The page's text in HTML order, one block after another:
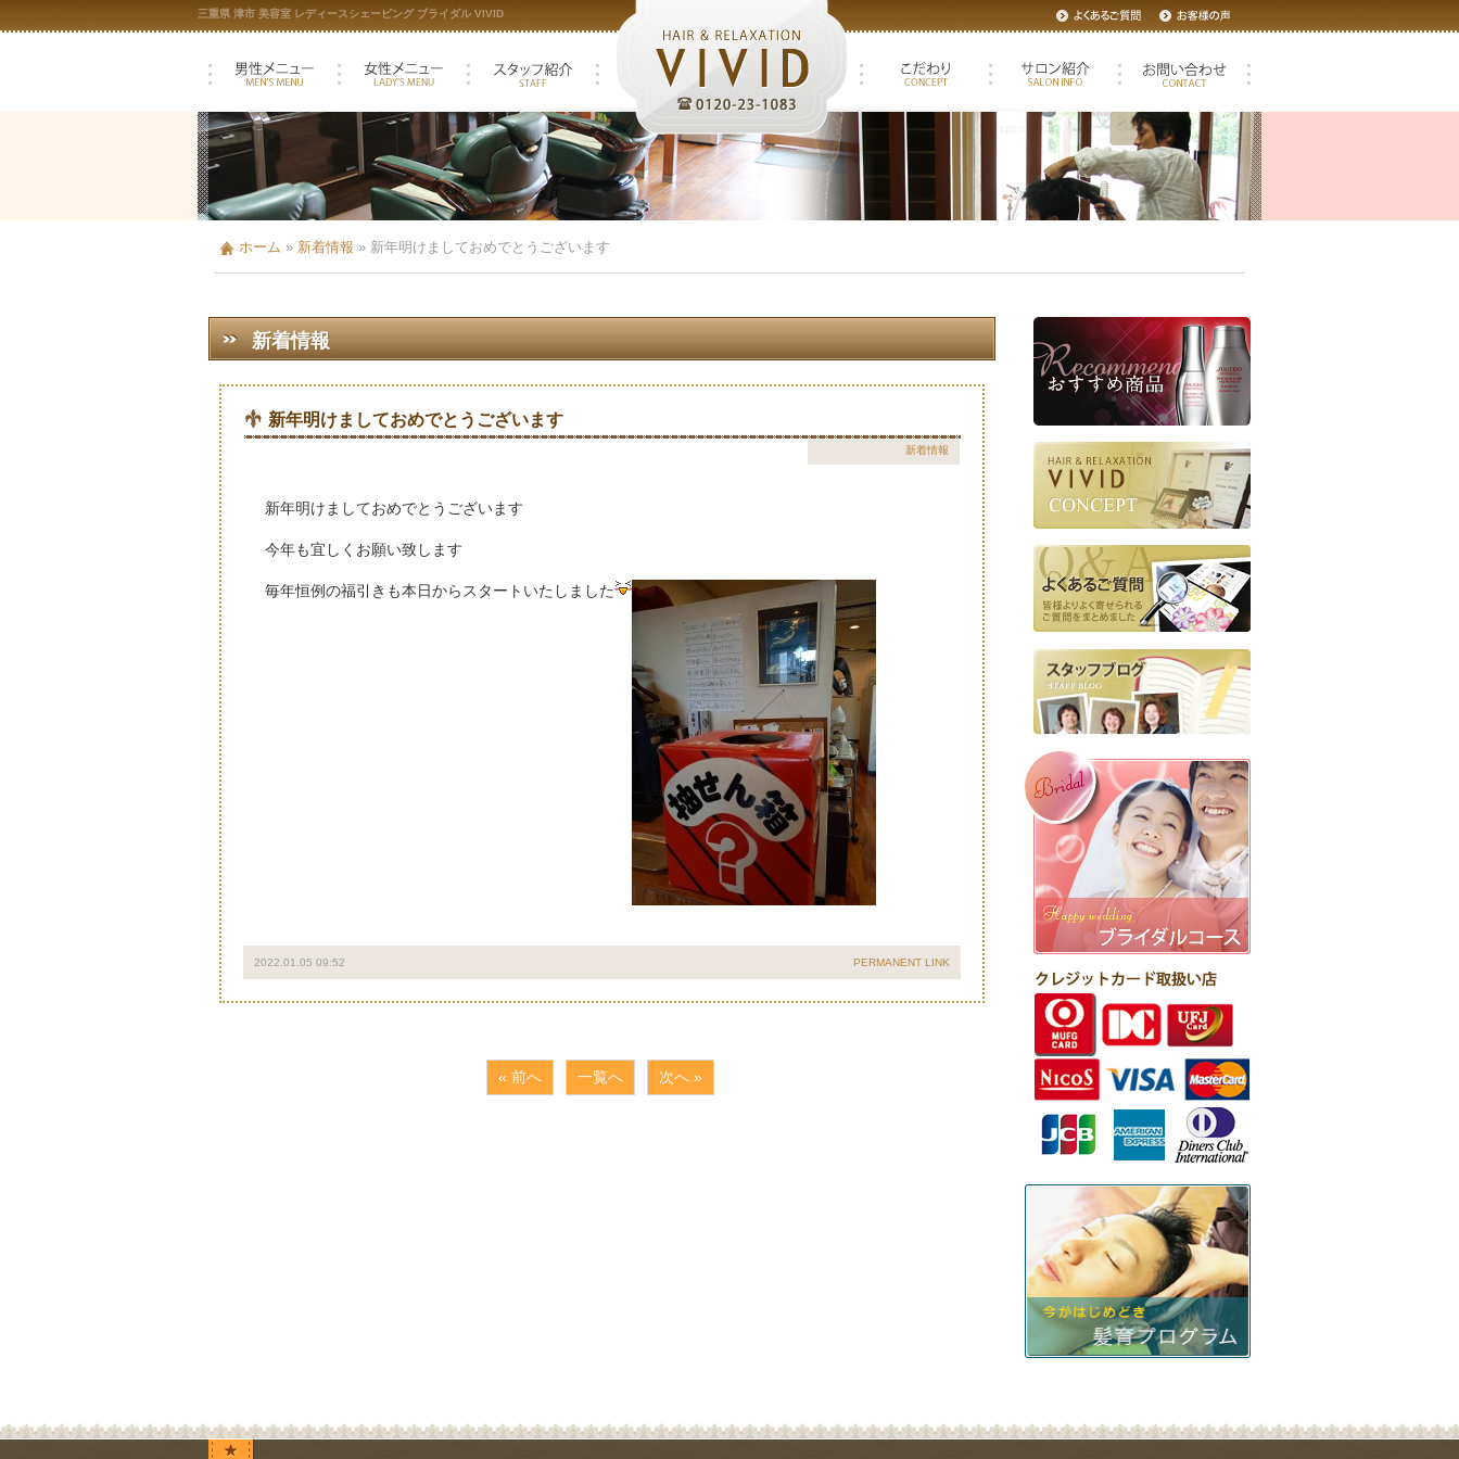
三重県 津市 美容室 レディースシェービング ブライダル VIVID
ホーム » 新着情報 » 新年明けましておめでとうございます
新着情報
新年明けましておめでとうございます
新着情報
新年明けましておめでとうございます
今年も宜しくお願い致します
毎年恒例の福引きも本日からスタートいたしました
2022.01.05 09:52 PERMANENT LINK
« 前へ 一覧へ 次へ »